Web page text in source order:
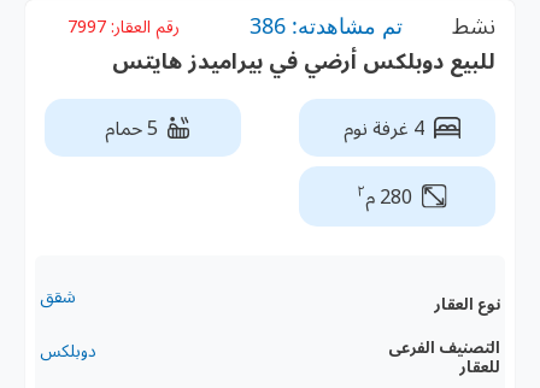
نشط تم مشاهدته: 386 رقم العقار:7997
للبيع دوبلكس أرضي في بيراميدز هايتس
4 غرفة نوم 5 حمام
280 م ٢
نوع العقار شقق
التصنيف الفرعى
للعقار
دوبلكس